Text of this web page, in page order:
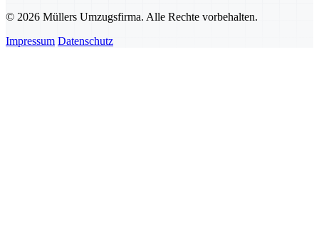
© 2026 Müllers Umzugsfirma. Alle Rechte vorbehalten.
Impressum Datenschutz